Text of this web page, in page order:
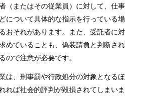
（またはその従業員）に対して、仕事
について具体的な指示を行っている場
おそれがあります。また、受託者に対
めていることも、偽装請負と判断され
ので注意が必要です。
は、刑事罰や行政処分の対象となるほ
れば社会的評判が毀損されてしまいま